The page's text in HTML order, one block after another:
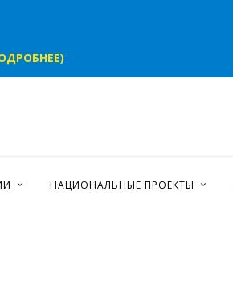
НАЦИОНАЛЬНЫЕ ПРОЕКТЫ